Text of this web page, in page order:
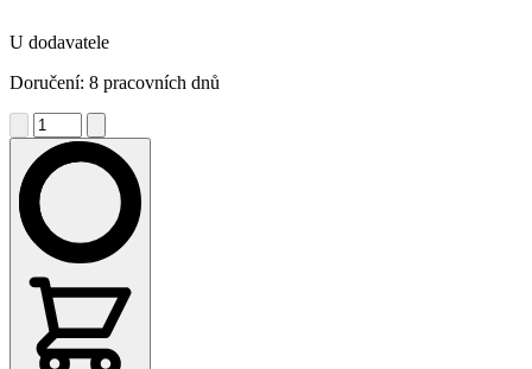
U dodavatele
Doručení: 8 pracovních dnů